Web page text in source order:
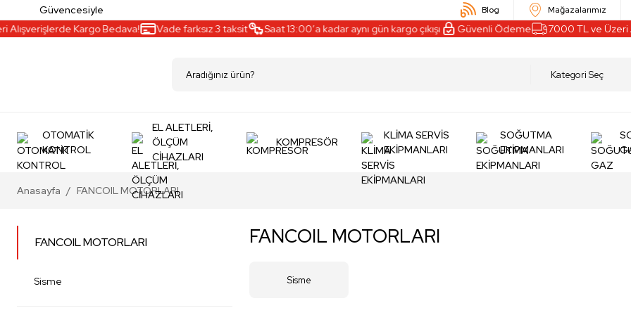
Güvencesiyle Blog Mağazalarımız
Kargo Bedava! Vade farksız 3 taksit Saat 13:00’a kadar aynı gün kargo çıkışı Güvenli Ödeme 7000 TL ve Üzeri
OTOMATİK
KONTROL
EL ALETLERİ,
ÖLÇÜM
CİHAZLARI
KOMPRESÖR
KLİMA SERVİS
EKİPMANLARI
SOĞUTMA
EKİPMANLARI
Anasayfa FANCOIL MOTORLARI
FANCOIL MOTORLARI
Sisme
FANCOIL MOTORLARI
Sisme